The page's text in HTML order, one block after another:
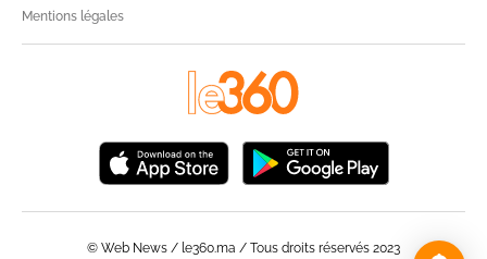
Mentions légales
© Web News / le360.ma / Tous droits réservés 2023